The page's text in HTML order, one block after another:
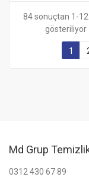
84 sonuçtan 1-12
gösteriliyor
1
Md Grup
0312 430 67 89